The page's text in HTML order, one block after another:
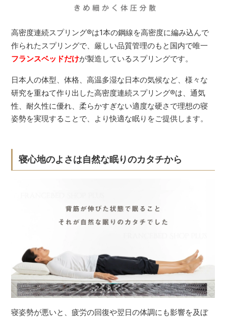
高密度連続スプリング®は1本の鋼線を高密度に編み込んで
作られたスプリングで、厳しい品質管理のもと国内で唯一
フランスベッドだけが製造しているスプリングです。
日本人の体型、体格、高温多湿な日本の気候など、様々な
研究を重ねて作り出した高密度連続スプリング®は、通気
性、耐久性に優れ、柔らかすぎない適度な硬さで理想の寝
姿勢を実現することで、より快適な眠りをご提供します。
寝心地のよさは自然な眠りのカタチから
寝姿勢が悪いと、疲労の回復や翌日の体調にも影響を及ぼ